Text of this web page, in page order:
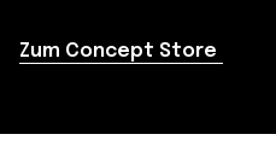
Zum Concept Store